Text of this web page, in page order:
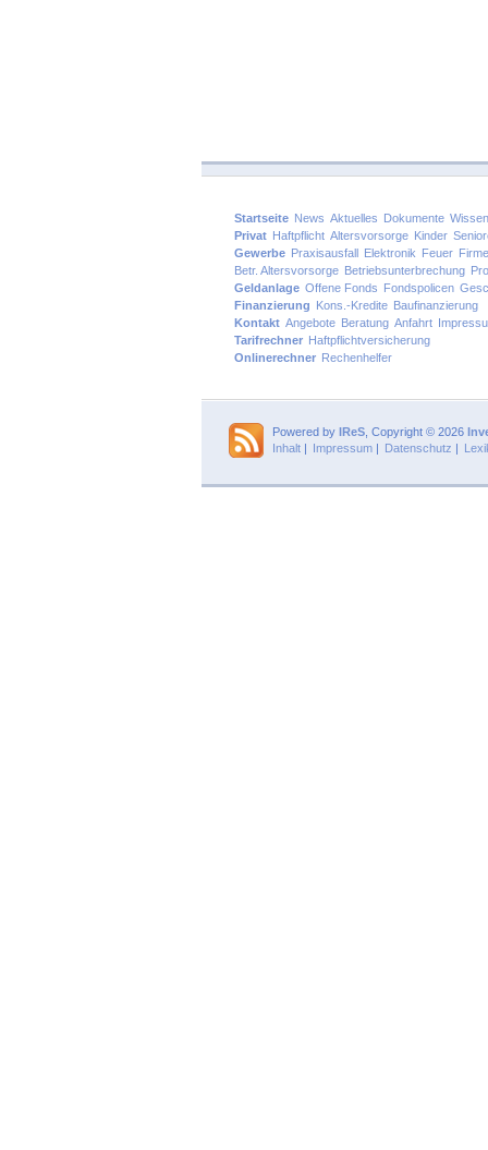
Startseite News Aktuelles Dokumente
Privat Haftpflicht Altersvorsorge Kinder
Gewerbe Praxisausfall Elektronik Feuer
Betr. Altersvorsorge Betriebsunterbrechung
Geldanlage Offene Fonds Fondspolicen
Finanzierung Kons.-Kredite Baufinanzierung
Kontakt Angebote Beratung Anfahrt
Tarifrechner Haftpflichtversicherung
Onlinerechner Rechenhelfer
Powered by IReS , Copyright © 2026
Inhalt | Impressum | Datenschutz |